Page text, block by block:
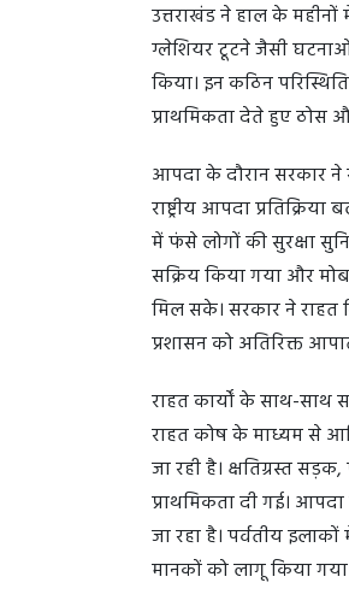
उत्तराखंड ने हाल के
ग्लेशियर टूटने जैसी
किया। इन कठिन
प्राथमिकता देते हुए ठोस
आपदा के दौरान सरकार ने
राष्ट्रीय आपदा
में फंसे लोगों की सुरक्षा
सक्रिय किया गया और
मिल सके। सरकार ने
प्रशासन को अतिरिक्त
राहत कार्यों के साथ-साथ
राहत कोष के माध्यम से
जा रही है। क्षतिग्रस्त
प्राथमिकता दी गई।
जा रहा है। पर्वतीय
मानकों को लागू किया